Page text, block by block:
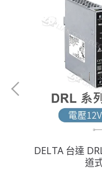
DELTA 台達
道